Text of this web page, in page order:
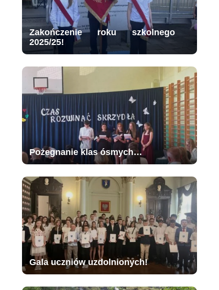
Zakończenie roku szkolnego
2025/25!
Pożegnanie klas ósmych…
Gala uczniów uzdolnionych!